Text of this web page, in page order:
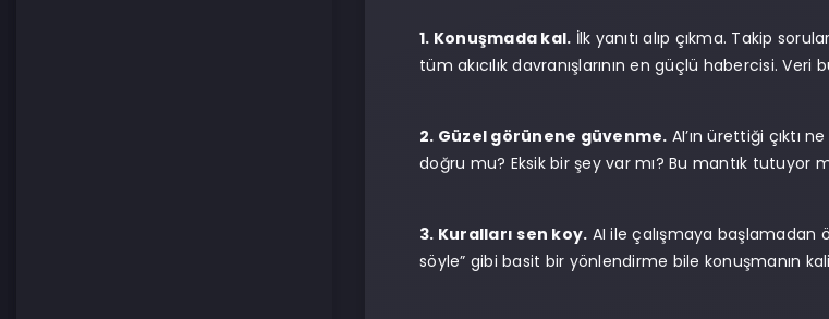
1. Konuşmada kal. İlk yanıtı alıp çıkma. Takip
tüm akıcılık davranışlarının en güçlü habercisi.
2. Güzel görünene güvenme. AI’ın ürettiği çıktı
doğru mu? Eksik bir şey var mı? Bu mantık tutuyor
3. Kuralları sen koy. AI ile çalışmaya başlamadan
söyle” gibi basit bir yönlendirme bile konuşmanın